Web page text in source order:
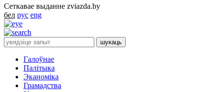
Сеткавае выданне zviazda.by
бел рус eng
Галоўнае
Палітыка
Эканоміка
Грамадства